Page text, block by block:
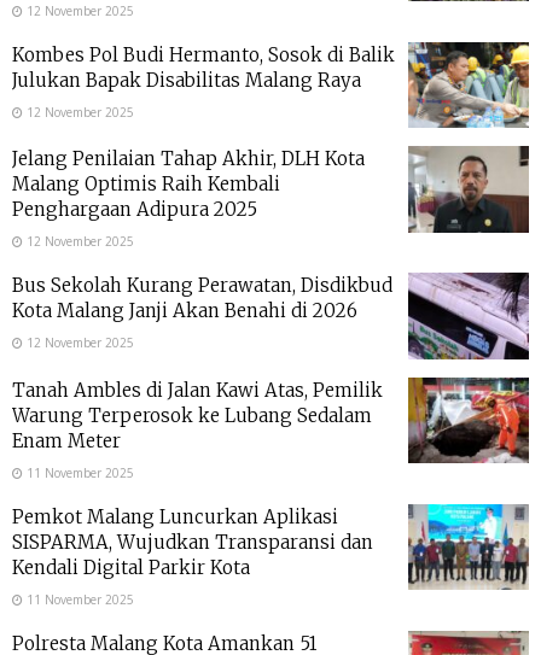
12 November 2025
Kombes Pol Budi Hermanto, Sosok di Balik
Julukan Bapak Disabilitas Malang Raya
12 November 2025
Jelang Penilaian Tahap Akhir, DLH Kota
Malang Optimis Raih Kembali
Penghargaan Adipura 2025
12 November 2025
Bus Sekolah Kurang Perawatan, Disdikbud
Kota Malang Janji Akan Benahi di 2026
12 November 2025
Tanah Ambles di Jalan Kawi Atas, Pemilik
Warung Terperosok ke Lubang Sedalam
Enam Meter
11 November 2025
Pemkot Malang Luncurkan Aplikasi
SISPARMA, Wujudkan Transparansi dan
Kendali Digital Parkir Kota
11 November 2025
Polresta Malang Kota Amankan 51